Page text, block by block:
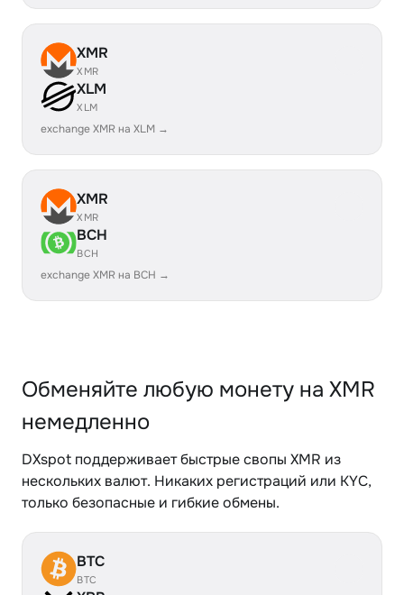
XMR
XMR
XLM
XLM
exchange XMR на XLM →
XMR
XMR
BCH
BCH
exchange XMR на BCH →
Обменяйте любую монету на XMR
немедленно
DXspot поддерживает быстрые свопы XMR из
нескольких валют. Никаких регистраций или KYC,
только безопасные и гибкие обмены.
BTC
BTC